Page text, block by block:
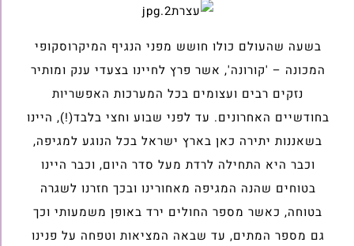
בשעה שהעולם כולו חושש מפני הנגיף המיקרוסקופי
המכונה – 'קורונה', אשר פרץ לחיינו בצעדי ענק ומותיר
נזקים רבים ועצומים בכל המערכות האפשריות
בחודשיים האחרונים. עד לפני שבוע וחצי בלבד(!), היינו
בשאננות יתירה כאן בארץ ישראל בכל הנוגע למגיפה,
וכבר היא התחילה לרדת מעל סדר היום, וכבר היינו
בטוחים שהנה המגיפה מאחורינו ובכך חזרנו לשגרה
בטוחה, כאשר מספר החולים ירד באופן משמעותי וכך
גם מספר המתים, עד שבאה המציאות וטפחה על פנינו